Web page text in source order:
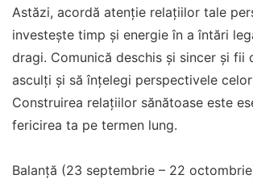
Astăzi, acordă atenție relațiilor tale
investește timp și energie în a întări
dragi. Comunică deschis și sincer și fii
asculți și să înțelegi perspectivele
Construirea relațiilor sănătoase este
fericirea ta pe termen lung.
Balanță (23 septembrie – 22